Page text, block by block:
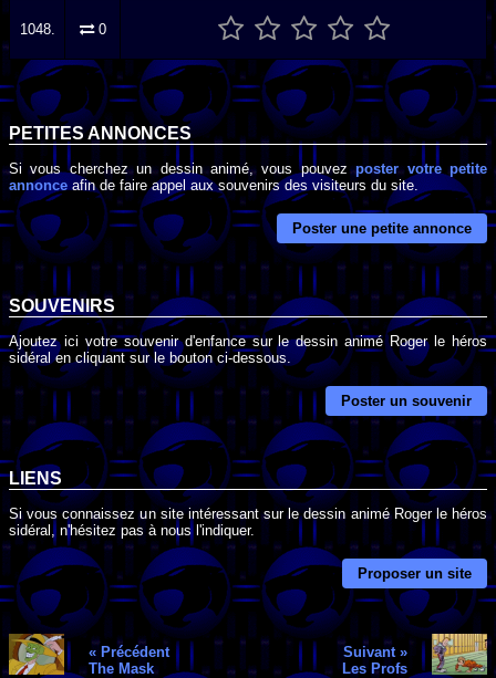
1048. 0
PETITES ANNONCES
Si vous cherchez un dessin animé, vous pouvezposter votre petite
annonce afin de faire appel aux souvenirs des visiteurs du site.
Poster une petite annonce
SOUVENIRS
Ajoutez ici votre souvenir d'enfance sur le dessin animé Roger le héros
sidéral en cliquant sur le bouton ci-dessous.
Poster un souvenir
LIENS
Si vous connaissez un site intéressant sur le dessin animé Roger le héros
sidéral, n'hésitez pas à nous l'indiquer.
Proposer un site
« Précédent
The Mask
Suivant »
Les Profs